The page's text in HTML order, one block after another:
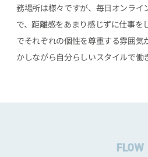
務場所は様々ですが、毎日オンライ
で、距離感をあまり感じずに仕事を
でそれぞれの個性を尊重する雰囲気
かしながら自分らしいスタイルで働
FLOW